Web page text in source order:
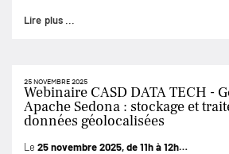
Lire plus ...
25 NOVEMBRE 2025
Webinaire CASD DATA TECH -
Apache Sedona : stockage et
données géolocalisées
Le 25 novembre 2025, de 11h à 12h…